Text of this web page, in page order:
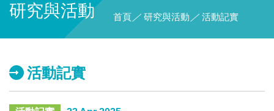
研究與活動 首頁 ／ 研究與活動 ／ 活動記實
活動記實